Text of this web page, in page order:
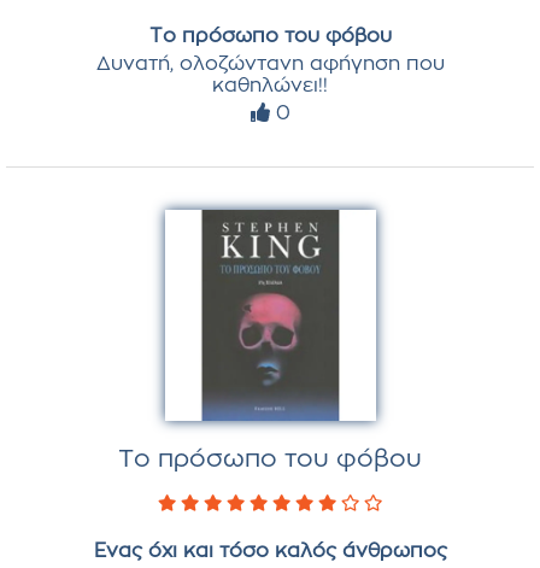
Το πρόσωπο του φόβου
Δυνατή, ολοζώντανη αφήγηση που
καθηλώνει!!
0
Το πρόσωπο του φόβου
Ενας όχι και τόσο καλός άνθρωπος